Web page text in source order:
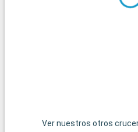
Ver nuestros otros